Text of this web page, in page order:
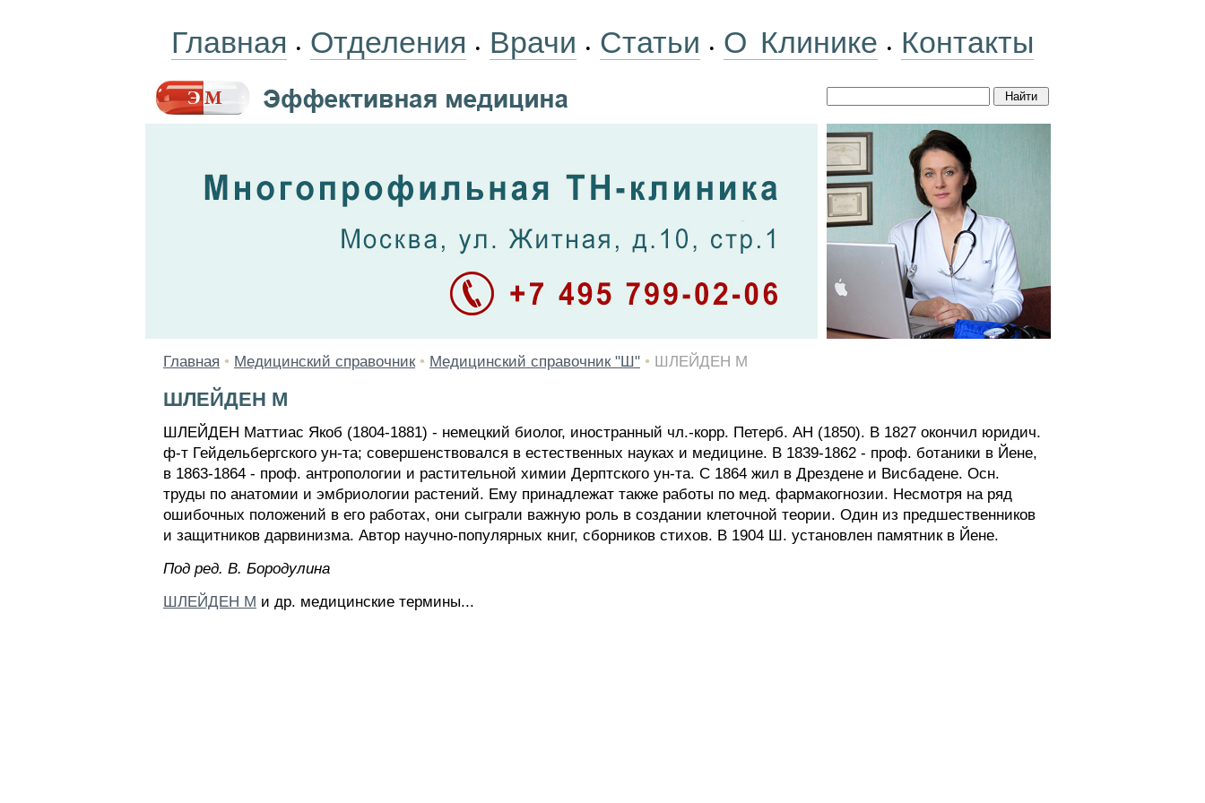
Главная • Отделения • Врачи • Статьи • О Клинике • Контакты
Главная • Медицинский справочник • Медицинский справочник "Ш" • ШЛЕЙДЕН М
ШЛЕЙДЕН М
ШЛЕЙДЕН Маттиас Якоб (1804-1881) - немецкий биолог, иностранный чл.-корр. Петерб. АН (1850). В 1827 окончил юридич.
ф-т Гейдельбергского ун-та; совершенствовался в естественных науках и медицине. В 1839-1862 - проф. ботаники в Йене,
в 1863-1864 - проф. антропологии и растительной химии Дерптского ун-та. С 1864 жил в Дрездене и Висбадене. Осн.
труды по анатомии и эмбриологии растений. Ему принадлежат также работы по мед. фармакогнозии. Несмотря на ряд
ошибочных положений в его работах, они сыграли важную роль в создании клеточной теории. Один из предшественников
и защитников дарвинизма. Автор научно-популярных книг, сборников стихов. В 1904 Ш. установлен памятник в Йене.
Пoд peд. B. Бopoдyлинa
ШЛЕЙДЕН М и др. медицинские термины...